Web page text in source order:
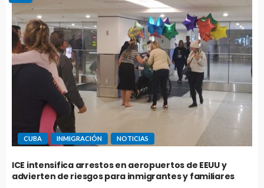
CUBA INMIGRACIÓN NOTICIAS
ICE intensifica arrestos en aeropuertos de EEUU y
advierten de riesgos para inmigrantes y familiares